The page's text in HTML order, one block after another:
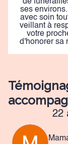
ses
avec soin
veillant à
votre
d'honorer sa
22